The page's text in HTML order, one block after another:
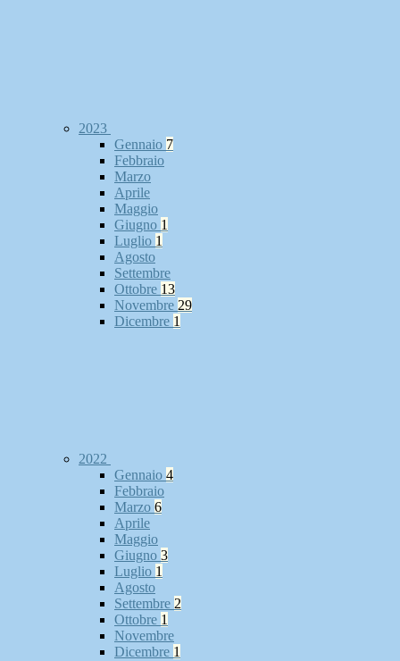
2023
Gennaio 7
Febbraio
Marzo
Aprile
Maggio
Giugno 1
Luglio 1
Agosto
Settembre
Ottobre 13
Novembre 29
Dicembre 1
2022
Gennaio 4
Febbraio
Marzo 6
Aprile
Maggio
Giugno 3
Luglio 1
Agosto
Settembre 2
Ottobre 1
Novembre
Dicembre 1